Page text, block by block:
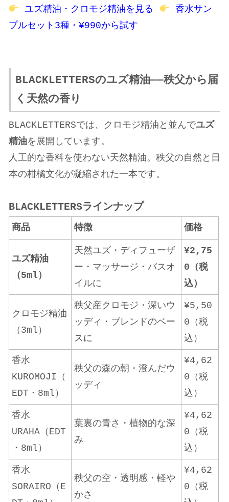
ユズ精油・クロモジ精油を見る 香水サン
プルセット3種・¥990から試す
BLACKLETTERSのユズ精油——秩父から届
く天然の香り
BLACKLETTERSでは、クロモジ精油と並んでユズ
精油を展開しています。
人工的な香料を使わない天然精油。秩父の自然と日
本の柑橘文化が凝縮された一本です。
BLACKLETTERSラインナップ
商品 特徴 価格
ユズ精油
（5ml）
天然ユズ・ディフューザ
ー・マッサージ・バスオ
イルに
¥2,75
0（税
込）
クロモジ精油
（3ml）
秩父産クロモジ・深いウ
ッディ・ブレンドのベー
スに
¥5,50
0（税
込）
香水
KUROMOJI（
EDT・8ml）
秩父の森の朝・澄んだウ
ッディ
¥4,62
0（税
込）
香水
URAHA（EDT
・8ml）
葉裏の青さ・植物的な深
み
¥4,62
0（税
込）
香水
SORAIRO（E
秩父の空・透明感・軽や
かさ
¥4,62
0（税